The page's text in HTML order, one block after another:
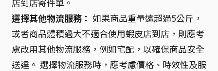
選擇其他物流服務： 如果商品重量遠超過5公斤，
或者商品體積過大不適合使用蝦皮店到店，則應考
慮改用其他物流服務，例如宅配，以確保商品安全
送達。 選擇物流服務時，應考慮價格、時效性及服